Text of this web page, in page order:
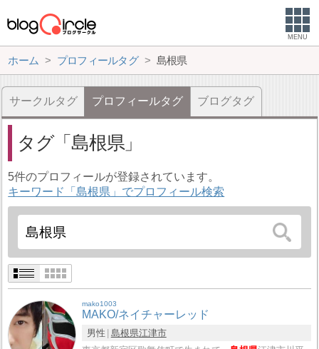
MENU
ホーム プロフィールタグ 島根県
サークルタグ プロフィールタグ ブログタグ
タグ 島根県
5件のプロフィールが登録されています。
キーワード「島根県」でプロフィール検索
mako1003
MAKO/ネイチャーレッド
男性 島根県江津市